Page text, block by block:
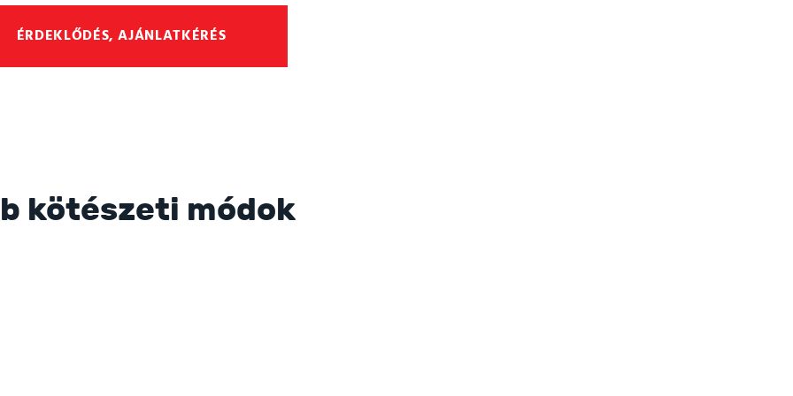
ÉRDEKLŐDÉS, AJÁNLATKÉRÉS
kötészeti módok